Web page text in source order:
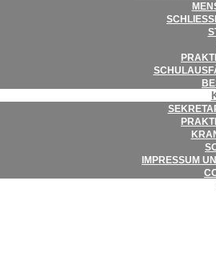
IMPRES­SUM